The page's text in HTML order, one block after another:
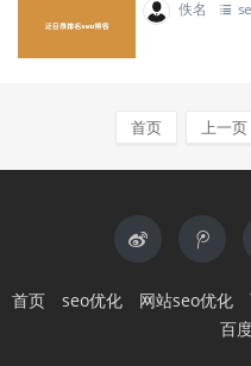
佚名
首页 上一页
首页 seo优化 网站seo优化
百